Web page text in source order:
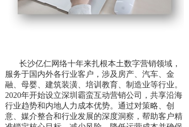
长沙亿仁网络十年来扎根本土数字营销领域，
服务于国内外各行业客户，涉及房产、汽车、金
融、母婴、建筑装潢、培训教育、制造业等行业。
2020年开始设立深圳霸蛮互动营销公司，共享沿海
行业趋势和内地人力成本优势。通过对策略、创
意、媒介整合和行业发展的深度洞察，帮助客户精